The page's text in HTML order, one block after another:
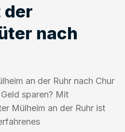
der
nach
an der Ruhr nach Chur
sparen? Mit
Mülheim an der Ruhr ist